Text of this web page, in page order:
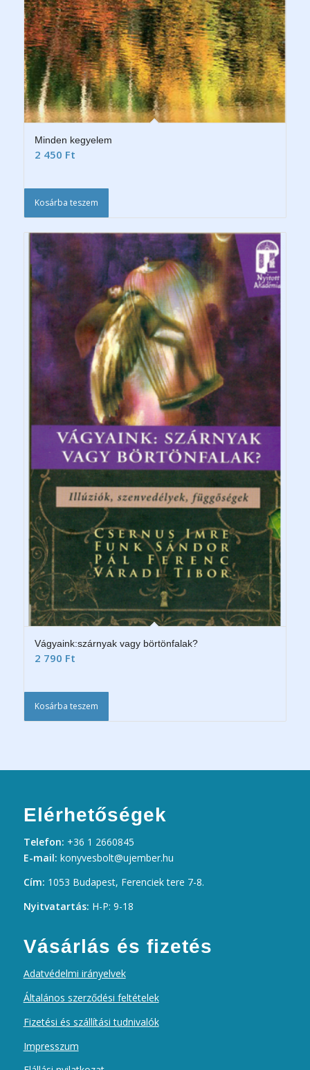
Minden kegyelem
2 450 Ft
Kosárba teszem
Vágyaink:szárnyak vagy börtönfalak?
2 790 Ft
Kosárba teszem
Elérhetőségek
Telefon: +36 1 2660845
E-mail: konyvesbolt@ujember.hu
Cím: 1053 Budapest, Ferenciek tere 7-8.
Nyitvatartás: H-P: 9-18
Vásárlás és fizetés
Adatvédelmi irányelvek
Általános szerződési feltételek
Fizetési és szállítási tudnivalók
Impresszum